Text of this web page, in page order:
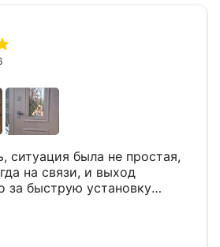
ситуация была не простая,
на связи, и выход
за быструю установку
и установил. Надеюсь,
долго послужит